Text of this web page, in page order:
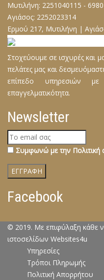
Μυτιλήνη: 2251040115 -
Αγιάσος: 2252023314
Ερμού 217, Μυτιλήνη |
Στοχεύουμε σε ισχυρές και
πελάτες µας και
επίπεδο υπηρεσιών µε
επαγγελµατικότητα.
Newsletter
Συμφωνώ με την Πολιτική
Facebook
© 2019. Με επιφύλαξη κάθε
ιστοσελίδων Websites4u
Υπηρεσίες
Τρόποι Πληρωμής
Πολιτική Απορρήτου